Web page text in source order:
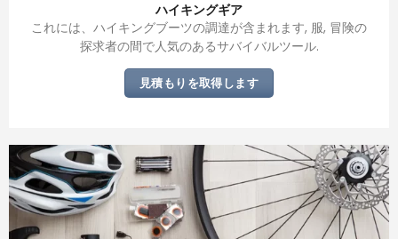
ハイキングギア
これには、ハイキングブーツの調達が含まれます, 服, 冒険の
探求者の間で人気のあるサバイバルツール.
見積もりを取得します